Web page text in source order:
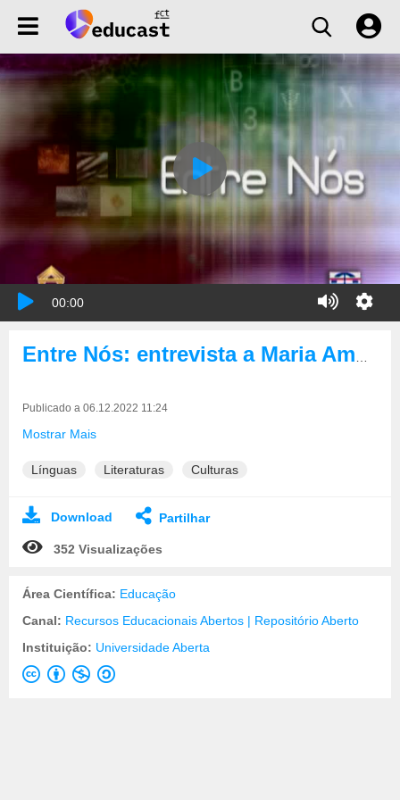
00:00
Publicado a 06.12.2022 11:24
Mostrar Mais
Línguas Literaturas Culturas
Download Partilhar
352 Visualizações
Área Científica: Educação
Canal: Recursos Educacionais Abertos | Repositório Aberto
Instituição: Universidade Aberta